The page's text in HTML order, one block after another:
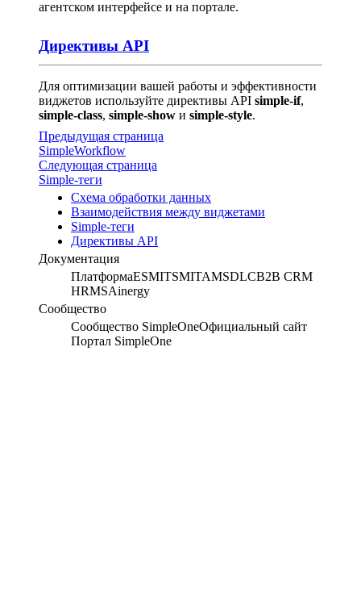
агентском интерфейсе и на портале.
Директивы API
Для оптимизации вашей работы и эффективности
виджетов используйте директивы API simple-if,
simple-class, simple-show и simple-style.
Предыдущая страница
SimpleWorkflow
Следующая страница
Simple-теги
Схема обработки данных
Взаимодействия между виджетами
Simple-теги
Директивы API
Документация
ПлатформаESMITSMITAMSDLCB2B CRM
HRMSAinergy
Сообщество
Сообщество SimpleOneОфициальный сайт
Портал SimpleOne